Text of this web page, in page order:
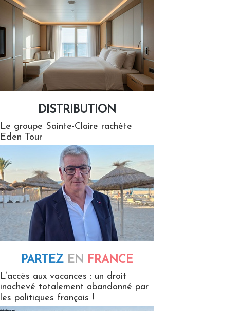
DISTRIBUTION
Le groupe Sainte-Claire rachète
Eden Tour
PARTEZ EN FRANCE
L’accès aux vacances : un droit
inachevé totalement abandonné par
les politiques français !